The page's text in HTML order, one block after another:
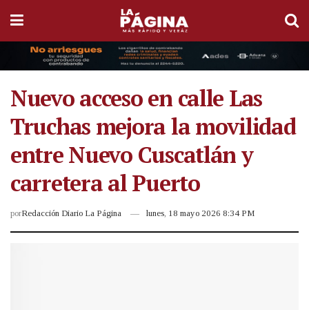
Nuevo acceso en calle Las
Truchas mejora la movilidad
entre Nuevo Cuscatlán y
carretera al Puerto
porRedacción Diario La Página lunes, 18 mayo 2026 8:34 PM